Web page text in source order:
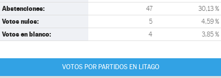
Abstenciones: 47 30,13 %
Votos nulos: 5 4,59 %
Votos en blanco: 4 3,85 %
VOTOS POR PARTIDOS EN LITAGO